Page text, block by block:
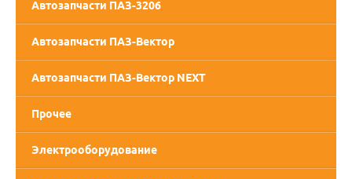
Автозапчасти ПАЗ-3206
Автозапчасти ПАЗ-Вектор
Автозапчасти ПАЗ-Вектор NEXT
Прочее
Электрооборудование